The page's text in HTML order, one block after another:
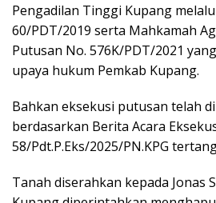
Pengadilan Tinggi Kupang
60/PDT/2019 serta Mahkamah
Putusan No. 576K/PDT/2021
upaya hukum Pemkab Kupang.
Bahkan eksekusi putusan telah
berdasarkan Berita Acara
58/Pdt.P.Eks/2025/PN.KPG
Tanah diserahkan kepada Jonas